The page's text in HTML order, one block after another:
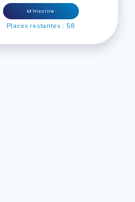
M'inscrire
Places restantes : 58